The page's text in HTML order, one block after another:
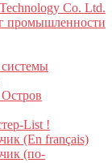
Co. Ltd.
промышленности
системы
List !
(En français)
(по-